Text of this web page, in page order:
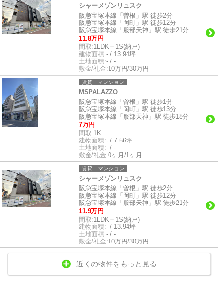
シャーメゾンリュスク
阪急宝塚本線「曽根」駅 徒歩2分
阪急宝塚本線「岡町」駅 徒歩12分
阪急宝塚本線「服部天神」駅 徒歩21分
11.8万円
間取:1LDK＋1S(納戸)
建物面積:- / 13.94坪
土地面積:- / -
敷金/礼金:10万円/30万円
賃貸｜マンション
MSPALAZZO
阪急宝塚本線「曽根」駅 徒歩1分
阪急宝塚本線「岡町」駅 徒歩13分
阪急宝塚本線「服部天神」駅 徒歩18分
7万円
間取:1K
建物面積:- / 7.56坪
土地面積:- / -
敷金/礼金:0ヶ月/1ヶ月
賃貸｜マンション
シャーメゾンリュスク
阪急宝塚本線「曽根」駅 徒歩2分
阪急宝塚本線「岡町」駅 徒歩12分
阪急宝塚本線「服部天神」駅 徒歩21分
11.9万円
間取:1LDK＋1S(納戸)
建物面積:- / 13.94坪
土地面積:- / -
敷金/礼金:10万円/30万円
近くの物件をもっと見る